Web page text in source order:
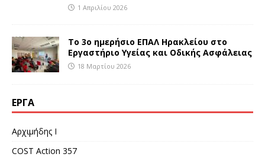
1 Απριλίου 2026
Το 3ο ημερήσιο ΕΠΑΛ Ηρακλείου στο
Εργαστήριο Υγείας και Οδικής Ασφάλειας
18 Μαρτίου 2026
ΈΡΓΑ
Αρχιμήδης Ι
COST Action 357